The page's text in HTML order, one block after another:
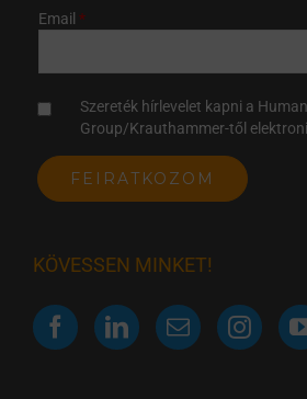
Email
Szereték hírlevelet kapni a
Group/Krauthammer-től
KÖVESSEN MINKET!